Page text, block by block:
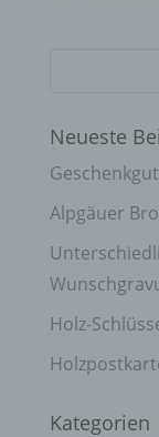
Neueste
Alpgäuer
Holz-
Kategorien